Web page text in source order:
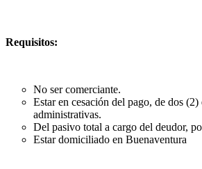
Requisitos:
No ser comerciante.
Estar en cesación del pago, de dos
administrativas.
Del pasivo total a cargo del deudor,
Estar domiciliado en Buenaventura